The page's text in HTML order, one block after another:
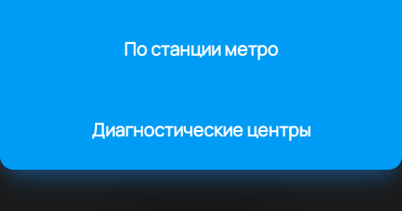
По станции метро
Диагностические центры